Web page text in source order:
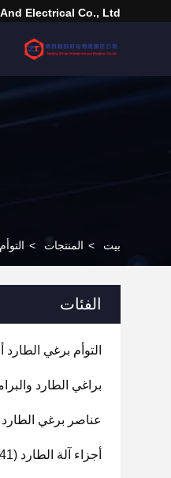
Electrical Co., Ltd.
بيت > المنتجات >
الفئات
التوأم برغي الطارد
براغي الطارد
عناصر برغي الطارد
أجزاء آلة الطارد (41)